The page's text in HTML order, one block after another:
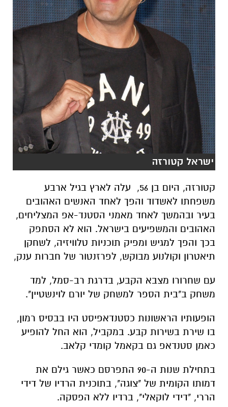
ישראל קטורזה
קטורזה, היום בן 56, עלה לארץ בגיל ארבע
משפחתו לאשדוד והפך לאחד האנשים האהובים
בעיר ובהמשך לאחד מאמני הסטנד-אפ המצליחים,
האהובים והמשפיעים בישראל. הוא לא הסתפק
בכך והפך למגיש ומפיק תוכניות טלוויזיה, לשחקן
תיאטרון וקולנוע מבוקש, לפרזנטור של חברות ענק,
עם שחרורו מצבא הקבע, בדרגת רב-סמל, למד
משחק ב"בית הספר למשחק של יורם לוינשטיין".
הופעותיו הראשונות כסטנדאפיסט היו בבסיס רמון,
בו שירת בשירות קבע. במקביל, הוא החל להופיע
כאמן סטנדאפ גם בקאמל קומדי קלאב.
בתחילת שנות ה-90 התפרסם כאשר גילם את
דמותו הקומית של "צוגה", בתוכנית הרדיו של דידי
הררי, "דידי לוקאלי", ברדיו ללא הפסקה.